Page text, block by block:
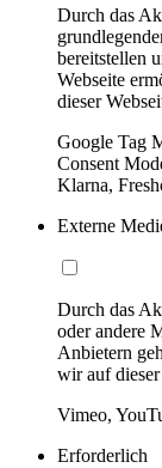
Durch das
bereitstellen
Webseite
dieser
Google Tag
Consent
Klarna,
Externe
Durch das
oder andere
Anbietern
wir auf
Vimeo,
Erforderlich